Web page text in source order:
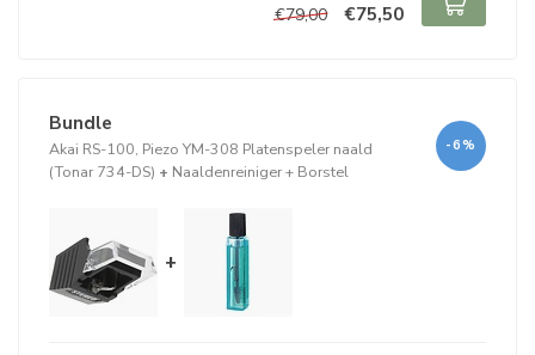
€79,00
€75,50
Bundle
Akai RS-100, Piezo YM-308 Platenspeler naald
(Tonar 734-DS) + Naaldenreiniger + Borstel
-6%
+